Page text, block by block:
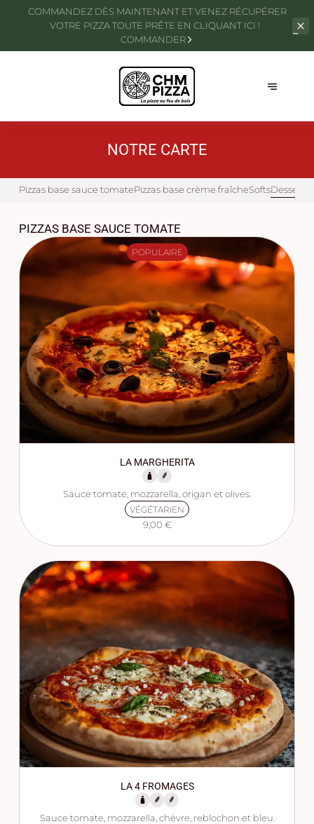
COMMANDEZ DÈS MAINTENANT ET VENEZ RÉCUPÉRER
VOTRE PIZZA TOUTE PRÊTE EN CLIQUANT ICI !
COMMANDER
NOTRE CARTE
Pizzas base sauce tomatePizzas base crème fraîcheSoftsDesserts
PIZZAS BASE SAUCE TOMATE
POPULAIRE
LA MARGHERITA
Sauce tomate, mozzarella, origan et olives.
VÉGÉTARIEN
9,00 €
LA 4 FROMAGES
Sauce tomate, mozzarella, chèvre, reblochon et bleu.